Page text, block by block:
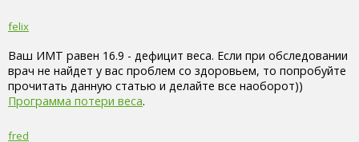
felix
Ваш ИМТ равен 16.9 - дефицит веса. Если при обследовании
врач не найдет у вас проблем со здоровьем, то попробуйте
прочитать данную статью и делайте все наоборот))
Программа потери веса.
fred